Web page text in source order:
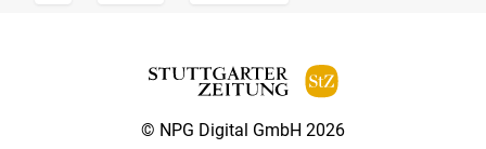
© NPG Digital GmbH 2026